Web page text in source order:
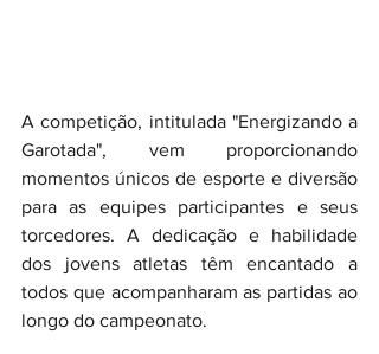
A competição, intitulada "Energizando a
Garotada", vem proporcionando
momentos únicos de esporte e diversão
para as equipes participantes e seus
torcedores. A dedicação e habilidade
dos jovens atletas têm encantado a
todos que acompanharam as partidas ao
longo do campeonato.